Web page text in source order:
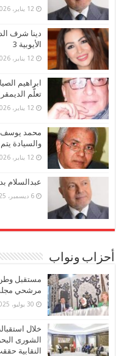
12 يناير، 2026
دينا شرف
الأيوبية 3
12 يناير، 2026
ابراهيم
تعلُّم
12 يناير، 2026
محمد يوسف
والسيادة
12 يناير، 2026
عبدالسلام
6 ديسمبر، 2025
أحزاب ونواب
مستقبل وطن
مرشحي
30 يوليو، 2025
خلال
الشورى
النقابية